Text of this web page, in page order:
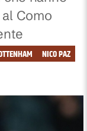
Como
NICO PAZ